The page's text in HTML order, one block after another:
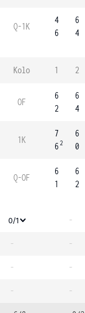
Q-1K
4
6
6
4
Kolo 1 2
OF
6
2
6
4
1K
7
62
6
0
Q-OF
6
1
6
2
0/1 -
- -
- -
- -